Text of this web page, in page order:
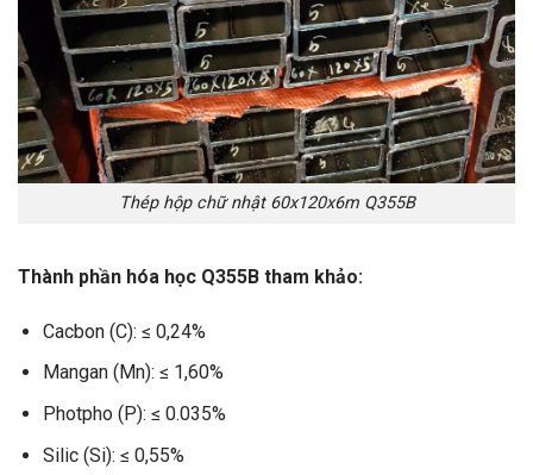
Thép hộp chữ nhật 60x120x6m Q355B
Thành phần hóa học Q355B tham khảo:
Cacbon (C): ≤ 0,24%
Mangan (Mn): ≤ 1,60%
Photpho (P): ≤ 0.035%
Silic (Si): ≤ 0,55%